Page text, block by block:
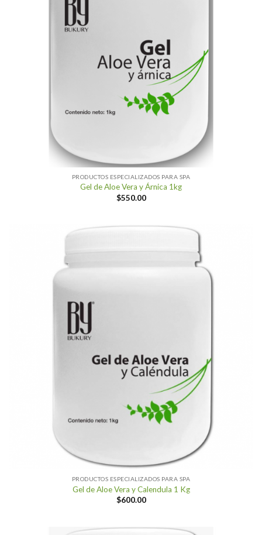
PRODUCTOS ESPECIALIZADOS PARA SPA
Gel de Aloe Vera y Árnica 1kg
$550.00
PRODUCTOS ESPECIALIZADOS PARA SPA
Gel de Aloe Vera y Calendula 1 Kg
$600.00